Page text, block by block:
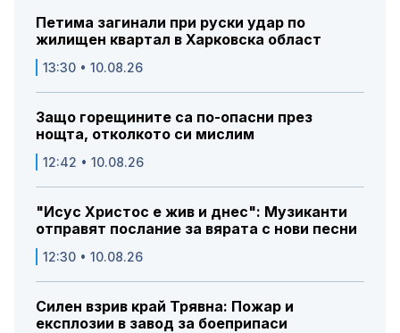
Петима загинали при руски удар по
жилищен квартал в Харковска област
13:30 • 10.08.26
Защо горещините са по-опасни през
нощта, отколкото си мислим
12:42 • 10.08.26
"Исус Христос е жив и днес": Музиканти
отправят послание за вярата с нови песни
12:30 • 10.08.26
Силен взрив край Трявна: Пожар и
експлозии в завод за боеприпаси